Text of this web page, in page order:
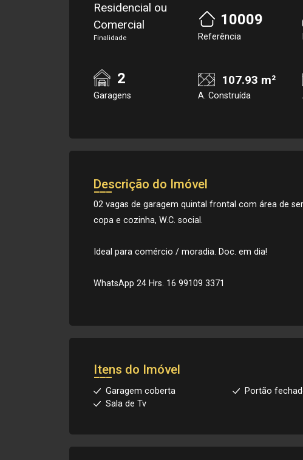
Residencial ou
Comercial
Finalidade
10009
Referência
2
Garagens
107.93 m²
A. Construída
Descrição do Imóvel
02 vagas de garagem quintal frontal com área de
copa e cozinha, W.C. social.
Ideal para comércio / moradia. Doc. em dia!
WhatsApp 24 Hrs. 16 99109 3371
Itens do Imóvel
Garagem coberta Portão
Sala de Tv